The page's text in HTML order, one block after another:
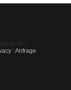
|
| Anfrage